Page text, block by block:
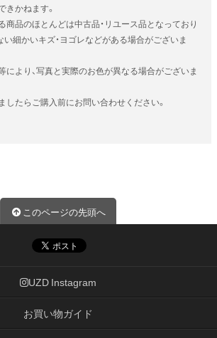
きかねます。
商品のほとんどは中古品・リユース品となっており
い細かいキズ・ヨゴレなどがある場合がございま
により、写真と実際のお色が異なる場合がございま
したらご購入前にお問い合わせください。
このページの先頭へ
UZD Instagram
お買い物ガイド